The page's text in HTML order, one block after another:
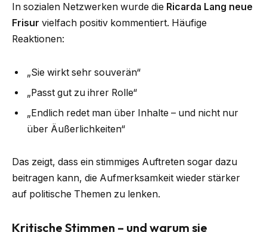
In sozialen Netzwerken wurde die Ricarda Lang neue
Frisur vielfach positiv kommentiert. Häufige
Reaktionen:
„Sie wirkt sehr souverän“
„Passt gut zu ihrer Rolle“
„Endlich redet man über Inhalte – und nicht nur
über Äußerlichkeiten“
Das zeigt, dass ein stimmiges Auftreten sogar dazu
beitragen kann, die Aufmerksamkeit wieder stärker
auf politische Themen zu lenken.
Kritische Stimmen – und warum sie